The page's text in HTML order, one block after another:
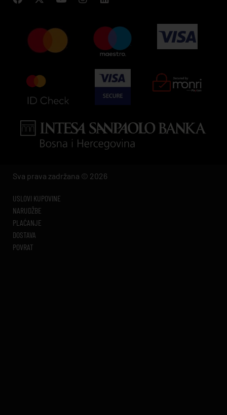
Sva prava zadržana © 2026
USLOVI KUPOVINE
NARUDŽBE
PLAĆANJE
DOSTAVA
POVRAT